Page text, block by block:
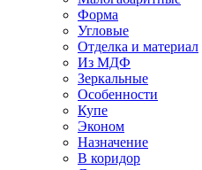
Форма
Угловые
Отделка и материал
Из МДФ
Зеркальные
Особенности
Купе
Эконом
Назначение
В коридор